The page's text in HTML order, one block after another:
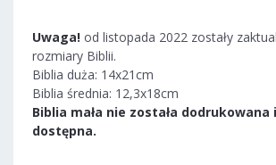
Uwaga! od listopada 2022 zostały
rozmiary Biblii.
Biblia duża: 14x21cm
Biblia średnia: 12,3x18cm
Biblia mała nie została dodrukowana
dostępna.